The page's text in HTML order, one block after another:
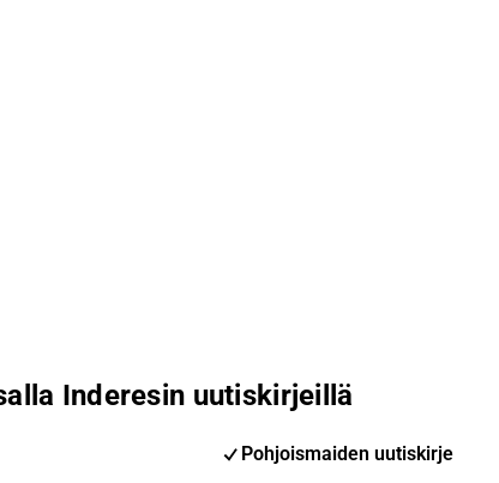
Inderesin uutiskirjeillä
Pohjoismaiden uutiskirje